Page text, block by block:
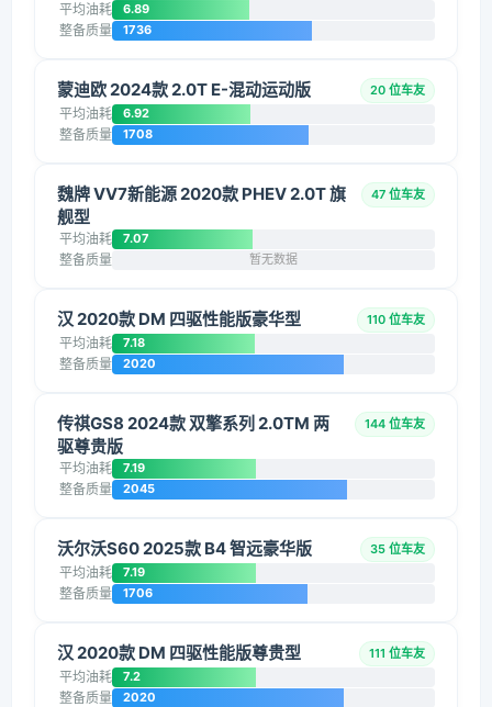
平均油耗 6.89
整备质量 1736
蒙迪欧 2024款 2.0T E-混动运动版 20 位车友
平均油耗 6.92
整备质量 1708
魏牌 VV7新能源 2020款 PHEV 2.0T 旗
舰型
47 位车友
平均油耗 7.07
整备质量 暂无数据
汉 2020款 DM 四驱性能版豪华型 110 位车友
平均油耗 7.18
整备质量 2020
传祺GS8 2024款 双擎系列 2.0TM 两
驱尊贵版
144 位车友
平均油耗 7.19
整备质量 2045
沃尔沃S60 2025款 B4 智远豪华版 35 位车友
平均油耗 7.19
整备质量 1706
汉 2020款 DM 四驱性能版尊贵型 111 位车友
平均油耗 7.2
整备质量 2020